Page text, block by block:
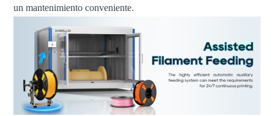
un mantenimiento conveniente.